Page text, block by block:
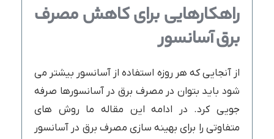
راهکارهاییبرایکاهشمصرف
برقآسانسور
از آنجایی که هر روزه استفاده از آسانسور بیشتر می
شود باید بتوان در مصرف برق در آسانسورها صرفه
جویی کرد. در ادامه این مقاله ما روش های
متفاوتی را برای بهینه سازی مصرف برق در آسانسور